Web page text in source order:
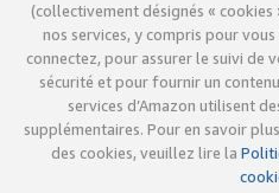
(collectivement désignés «
nos services, y compris pour
connectez, pour assurer le suivi de
sécurité et pour fournir un
services d’Amazon utilisent
supplémentaires. Pour en savoir
des cookies, veuillez lire la